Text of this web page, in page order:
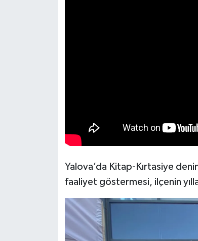
Yalova’da Kitap-Kırtasiye
faaliyet göstermesi, ilçenin